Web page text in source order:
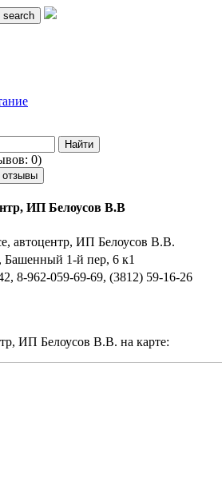
search
0)
отзывы
ИП Белоусов В.В
автоцентр, ИП Белоусов В.В.
Башенный 1-й пер, 6 к1
8-962-059-69-69, (3812) 59-16-26
ИП Белоусов В.В. на карте: